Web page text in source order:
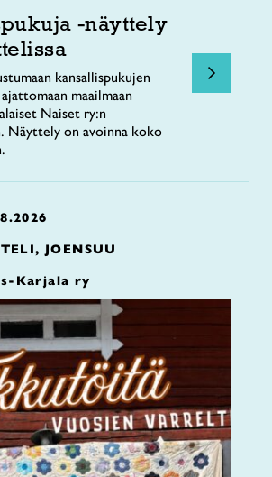
-näyttely
kansallispukujen
maailmaan
Naiset ry:n
Näyttely on avoinna koko
JOENSUU
Karjala ry